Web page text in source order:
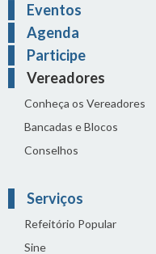
Eventos
Agenda
Participe
Vereadores
Conheça os Vereadores
Bancadas e Blocos
Conselhos
Serviços
Refeitório Popular
Sine